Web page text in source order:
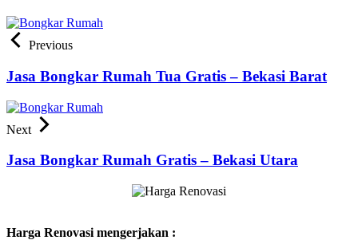
Previous
Jasa Bongkar Rumah Tua Gratis – Bekasi Barat
Next
Jasa Bongkar Rumah Gratis – Bekasi Utara
Harga Renovasi mengerjakan :